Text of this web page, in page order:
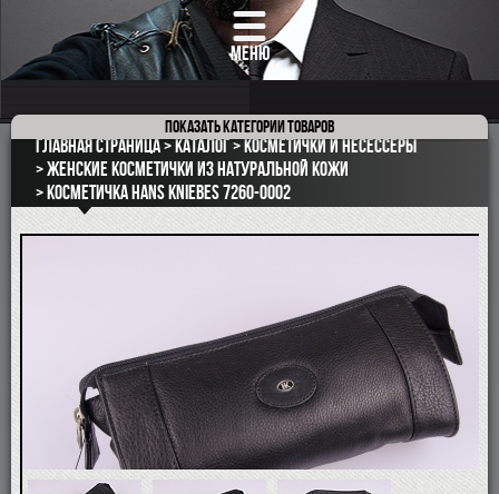
МЕНЮ
Показатькатегории товаров
ПОДАРОЧНЫЕ НАБОРЫ
ОПАСНЫЕ БРИТВЫ
РЕМНИ
КЛАССИЧЕСКИЕ СТАНКИ
БРИТВЕННЫЕ НАБОРЫ
ДЛЯ БРИТЬЯ
ПОСЛЕ БРИТЬЯ
ДЛЯ БОРОДЫ И УСОВ
ДЛЯ ВОЛОС И ТЕЛА
ПАРФЮМ
ЧАШКИ
КОСМЕТИЧКИ
Главная страница Каталог
Косметички и несессеры
Женские косметички из натуральной кожи
Косметичка Hans Kniebes 7260-0002